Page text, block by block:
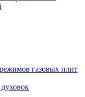
газовых плит